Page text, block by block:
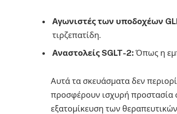
Αγωνιστές των υποδοχέων
τιρζεπατίδη.
Αναστολείς SGLT-2: Όπως η
Αυτά τα σκευάσματα δεν
προσφέρουν ισχυρή προστασία
εξατομίκευση των